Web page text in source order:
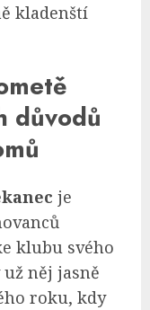
kladenští
důvodů
je
klubu svého
něj jasně
roku, kdy